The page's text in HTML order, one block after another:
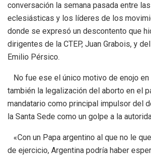
conversación la semana pasada entre
eclesiásticas y los líderes de los
donde se expresó un descontento que
dirigentes de la CTEP, Juan Grabois, y
Emilio Pérsico.
No fue ese el único motivo de enojo en
también la legalización del aborto en el
mandatario como principal impulsor del
la Santa Sede como un golpe a la
«Con un Papa argentino al que no le
de ejercicio, Argentina podría haber